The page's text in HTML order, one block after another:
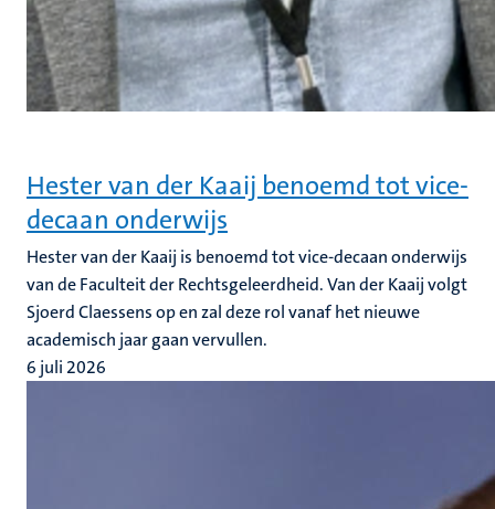
Hester van der Kaaij benoemd tot vice-
decaan onderwijs
Hester van der Kaaij is benoemd tot vice-decaan onderwijs
van de Faculteit der Rechtsgeleerdheid. Van der Kaaij volgt
Sjoerd Claessens op en zal deze rol vanaf het nieuwe
academisch jaar gaan vervullen.
6 juli 2026